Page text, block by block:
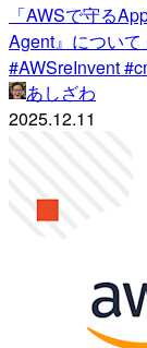
「AWSで守る
Agent』につい
#AWSreInvent
あしざわ
2025.12.11